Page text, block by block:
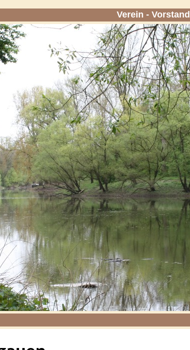
Verein - Vorstand